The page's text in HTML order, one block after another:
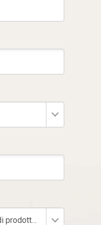
-- Seleziona una linea di prodotto --